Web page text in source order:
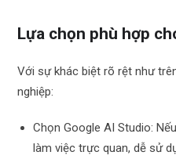
Lựa chọn phù hợp
Với sự khác biệt rõ rệt như
nghiệp:
Chọn Google AI Studio:
làm việc trực quan, dễ sử